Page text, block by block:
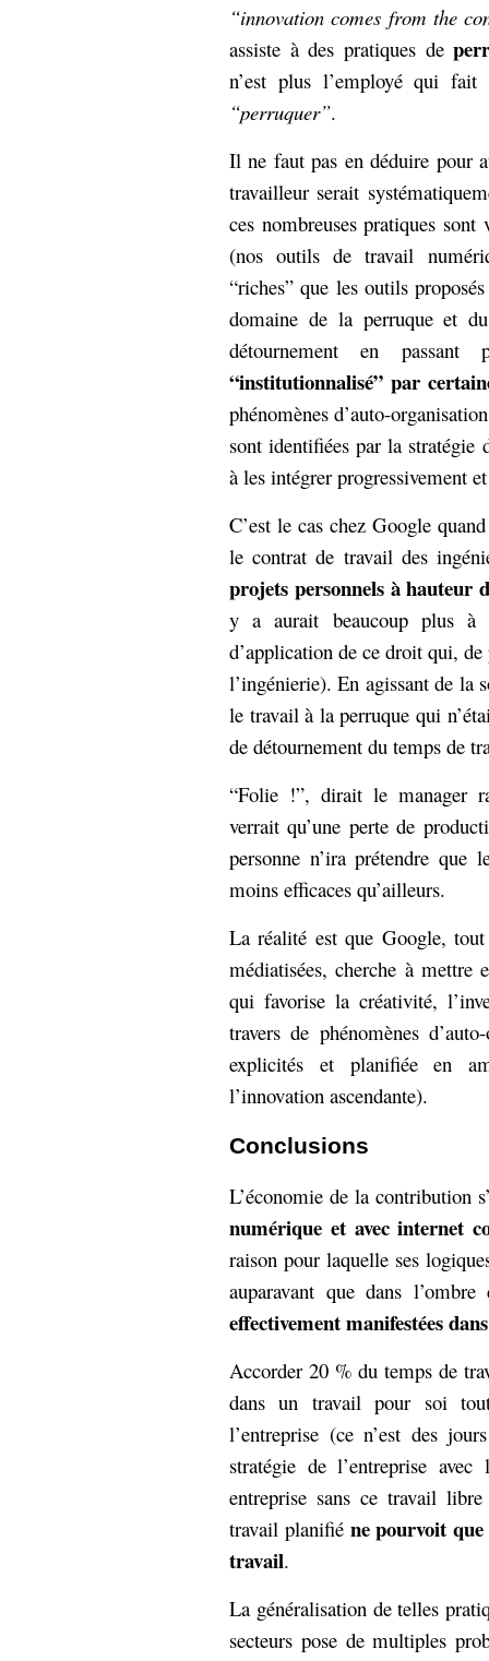
“innovation comes from the
assiste à des pratiques de
n’est plus l’employé qui
“perruquer”.
Il ne faut pas en déduire pour
travailleur serait
ces nombreuses pratiques
(nos outils de travail
“riches” que les outils
domaine de la perruque et
détournement en
“institutionnalisé” par
phénomènes d’auto-
sont identifiées par la stratégie
à les intégrer progressivement
C’est le cas chez Google
le contrat de travail des
projets personnels à hauteur
y a aurait beaucoup plus à
d’application de ce droit qui, de
l’ingénierie). En agissant de la
le travail à la perruque qui
de détournement du temps de
“Folie !”, dirait le manager
verrait qu’une perte de
personne n’ira prétendre que
moins efficaces qu’ailleurs.
La réalité est que Google,
médiatisées, cherche à mettre
qui favorise la créativité,
travers de phénomènes
explicités et planifiée en
l’innovation ascendante).
Conclusions
L’économie de la contribution
numérique et avec internet
raison pour laquelle ses
auparavant que dans
effectivement manifestées
Accorder 20 % du temps de
dans un travail pour soi
l’entreprise (ce n’est des
stratégie de l’entreprise
entreprise sans ce travail
travail planifié ne pourvoit
travail.
La généralisation de telles
secteurs pose de multiples